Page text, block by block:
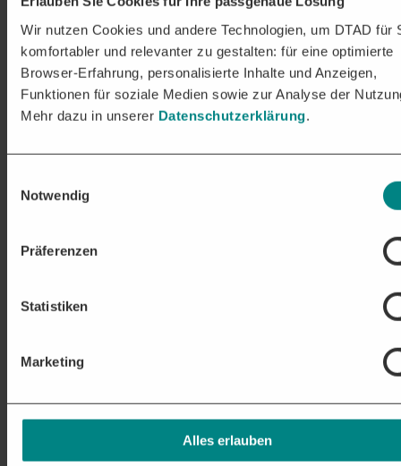
Wir nutzen Cookies und andere Technologien, um DTAD für
komfortabler und relevanter zu gestalten: für eine optimierte
Browser-Erfahrung, personalisierte Inhalte und Anzeigen,
Funktionen für soziale Medien sowie zur Analyse der
Mehr dazu in unserer Datenschutzerklärung.
Notwendig
Präferenzen
Statistiken
Marketing
Alles erlauben
Erhalten Sie relevante Projekte & Aufträge in den frühen
Stadien der Vergabe:
Auftragschancen in über 250 Branchen
Nationale und EU-weite Ausschreibungen passgenau für Ihr
Unternehmen